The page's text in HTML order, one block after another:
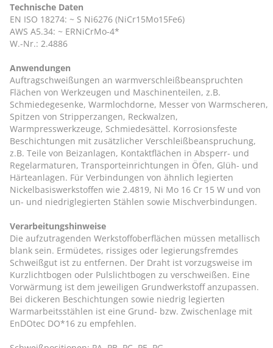
Technische Daten
EN ISO 18274: ~ S Ni6276 (NiCr15Mo15Fe6)
AWS A5.34: ~ ERNiCrMo-4*
W.-Nr.: 2.4886
Anwendungen
Auftragschweißungen an warmverschleißbeanspruchten
Flächen von Werkzeugen und Maschinenteilen, z.B.
Schmiedegesenke, Warmlochdorne, Messer von Warmscheren,
Spitzen von Stripperzangen, Reckwalzen,
Warmpresswerkzeuge, Schmiedesättel. Korrosionsfeste
Beschichtungen mit zusätzlicher Verschleißbeanspruchung,
z.B. Teile von Beizanlagen, Kontaktflächen in Absperr- und
Regelarmaturen, Transporteinrichtungen in Öfen, Glüh- und
Härteanlagen. Für Verbindungen von ähnlich legierten
Nickelbasiswerkstoffen wie 2.4819, Ni Mo 16 Cr 15 W und von
un- und niedriglegierten Stählen sowie Mischverbindungen.
Verarbeitungshinweise
Die aufzutragenden Werkstoffoberflächen müssen metallisch
blank sein. Ermüdetes, rissiges oder legierungsfremdes
Schweißgut ist zu entfernen. Der Draht ist vorzugsweise im
Kurzlichtbogen oder Pulslichtbogen zu verschweißen. Eine
Vorwärmung ist dem jeweiligen Grundwerkstoff anzupassen.
Bei dickeren Beschichtungen sowie niedrig legierten
Warmarbeitsstählen ist eine Grund- bzw. Zwischenlage mit
EnDOtec DO*16 zu empfehlen.